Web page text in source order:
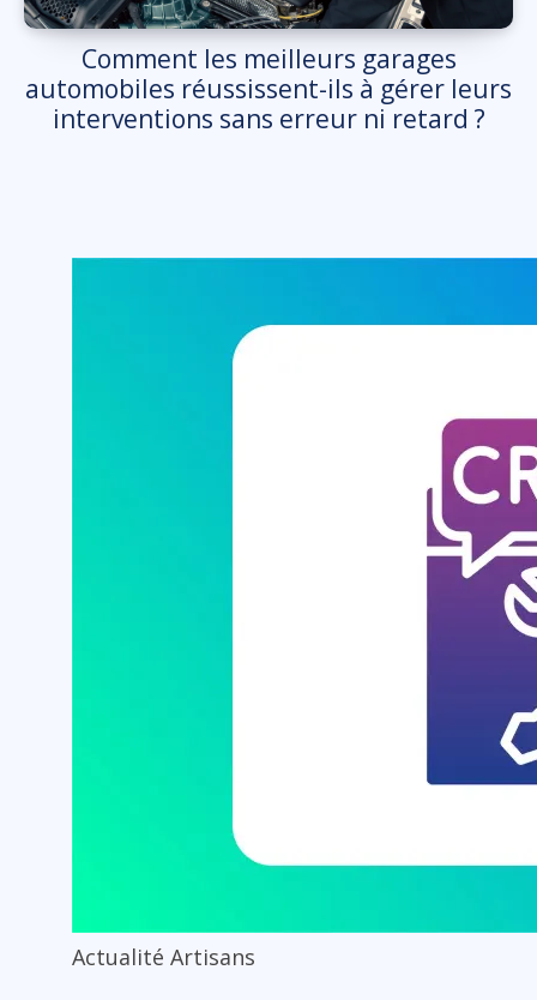
Comment les meilleurs garages
automobiles réussissent-ils à gérer leurs
interventions sans erreur ni retard ?
Actualité Artisans